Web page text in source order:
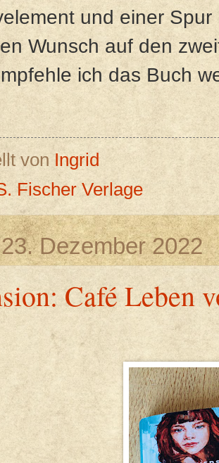
und einer
Wunsch auf den
ich das Buch
vonIngrid
Fischer Verlage
Dezember 2022
Café Leben